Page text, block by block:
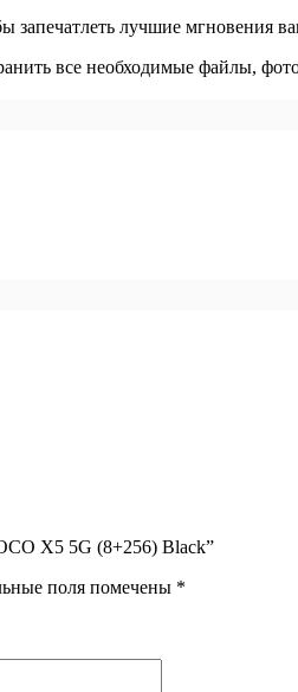
запечатлеть лучшие мгновения
все необходимые файлы,
X5 5G (8+256) Black”
поля помечены *